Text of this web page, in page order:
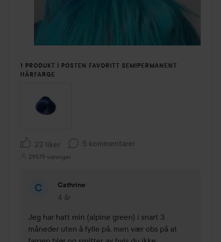
1 PRODUKT I POSTEN FAVORITT SEMIPERMANENT
HÅRFARGE
22 liker 5 kommentarer
29579 visninger
Cathrine
4 år
Kommentaren lades 4 år
Jeg har hatt min (alpine green) i snart 3
måneder uten å fylle på, men vær obs på at